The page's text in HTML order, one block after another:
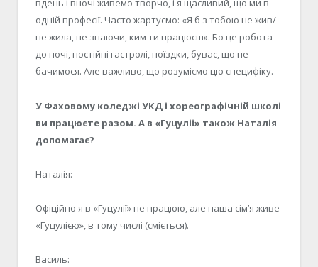
вдень і вночі живемо творчо, і я щасливий, що ми в
одній професії. Часто жартуємо: «Я б з тобою не жив/
не жила, не знаючи, ким ти працюєш». Бо це робота
до ночі, постійні гастролі, поїздки, буває, що не
бачимося. Але важливо, що розуміємо цю специфіку.
У Фаховому коледжі УКД і хореографічній школі
ви працюєте разом. А в «Гуцулії» також Наталія
допомагає?
Наталія:
Офіційно я в «Гуцулії» не працюю, але наша сім’я живе
«Гуцулією», в тому числі (сміється).
Василь: